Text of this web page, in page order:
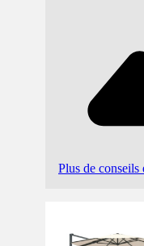
Plus de conseils